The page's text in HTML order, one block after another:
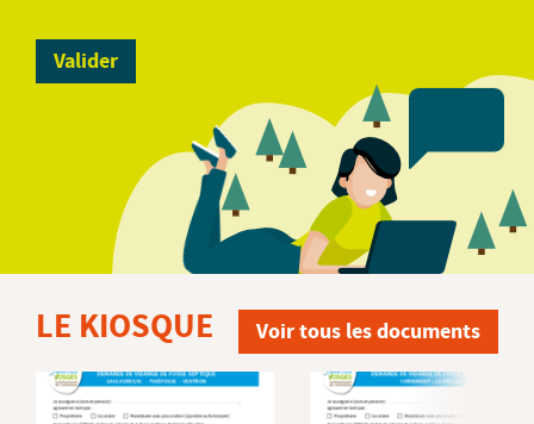
LE KIOSQUE Voir tous les documents